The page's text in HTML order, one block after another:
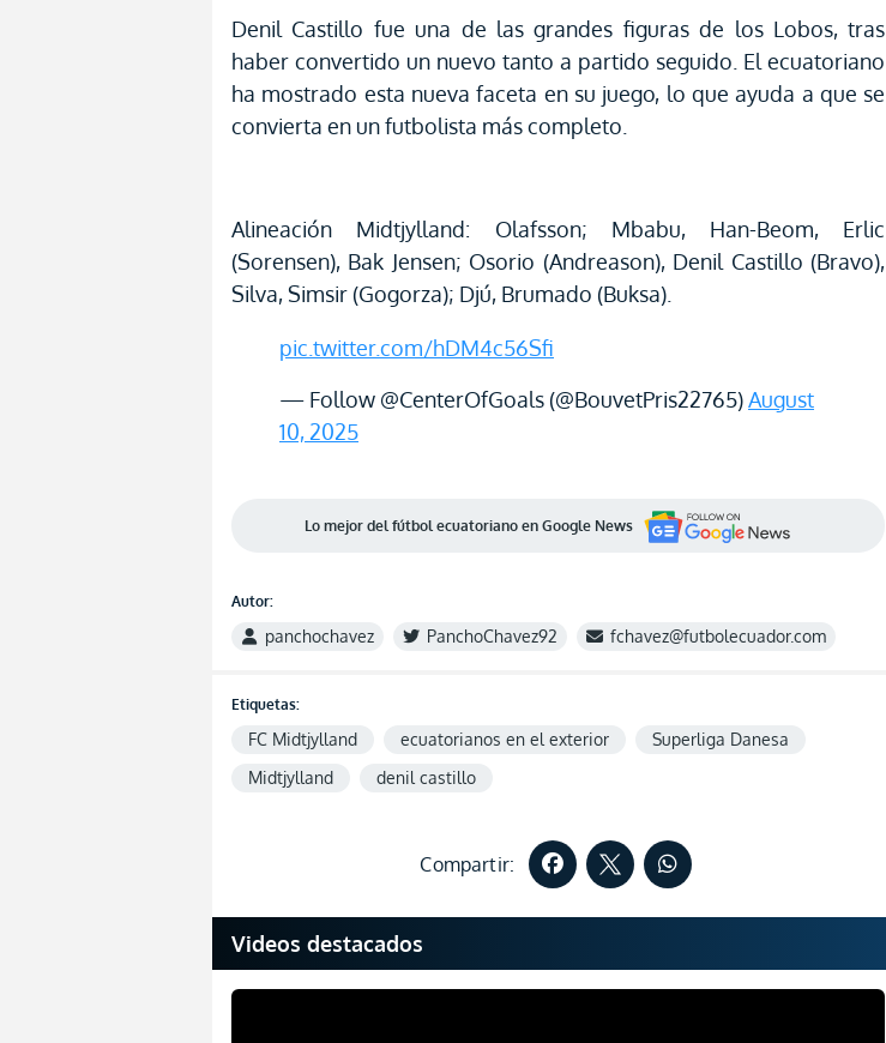
Denil Castillo fue una de las grandes figuras de los Lobos, tras
haber convertido un nuevo tanto a partido seguido. El ecuatoriano
ha mostrado esta nueva faceta en su juego, lo que ayuda a que se
convierta en un futbolista más completo.
Alineación Midtjylland: Olafsson; Mbabu, Han-Beom, Erlic
(Sorensen), Bak Jensen; Osorio (Andreason), Denil Castillo (Bravo),
Silva, Simsir (Gogorza); Djú, Brumado (Buksa).
pic.twitter.com/hDM4c56Sfi
— Follow @CenterOfGoals (@BouvetPris22765)August
10, 2025
Lo mejor del fútbol ecuatoriano en Google News
Autor:
panchochavez PanchoChavez92 fchavez@futbolecuador.com
Etiquetas:
FC Midtjylland ecuatorianos en el exterior
Superliga Danesa
Midtjylland
denil castillo
Compartir:
Videos destacados